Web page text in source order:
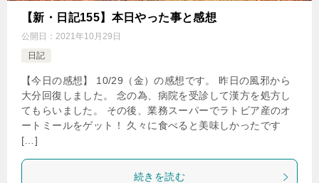
【新・日記155】本日やった事と感想
公開日： 2021年10月29日
日記
【今日の感想】 10/29（金）の感想です。 昨日の風邪から
大分回復しました。 念の為、病院を受診して漢方を処方し
てもらいました。 その後、業務スーパーでラトビア産のオ
ートミールをゲット！ 久々に食べると美味しかったです
[…]
続きを読む